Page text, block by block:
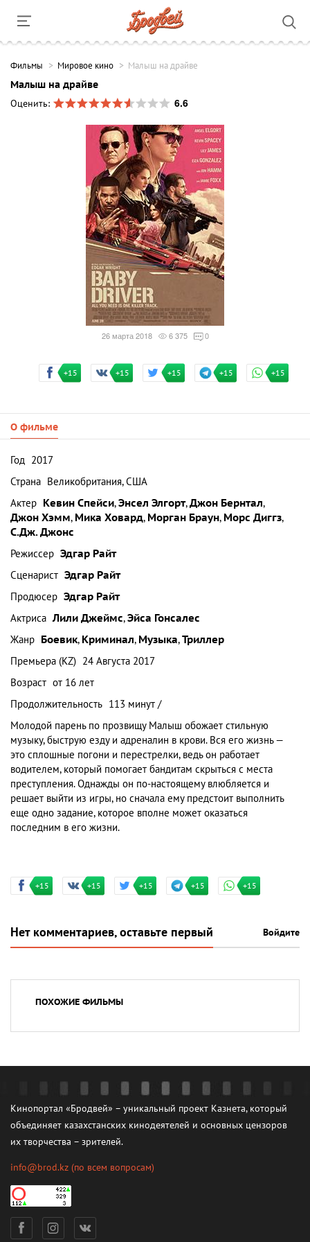
Фильмы Мировое кино Малыш на драйве
Малыш на драйве
Оценить:
6.6
26 марта 2018 6 375 0
+15 +15 +15 +15 +15
О фильме
Год 2017
Страна Великобритания, США
Актер Кевин Спейси,Энсел Элгорт,Джон Бернтал,
Джон Хэмм, Мика Ховард, Морган Браун, Морс Диггз,
С.Дж. Джонс
Режиссер Эдгар Райт
Сценарист Эдгар Райт
Продюсер Эдгар Райт
Актриса Лили Джеймс,Эйса Гонсалес
Жанр Боевик, Криминал, Музыка,Триллер
Премьера (KZ) 24 Августа 2017
Возраст от 16 лет
Продолжительность 113 минут /
Молодой парень по прозвищу Малыш обожает стильную
музыку, быструю езду и адреналин в крови. Вся его жизнь —
это сплошные погони и перестрелки, ведь он работает
водителем, который помогает бандитам скрыться с места
преступления. Однажды он по-настоящему влюбляется и
решает выйти из игры, но сначала ему предстоит выполнить
еще одно задание, которое вполне может оказаться
последним в его жизни.
+15 +15 +15 +15 +15
Нет комментариев, оставьте первый Войдите
ПОХОЖИЕ ФИЛЬМЫ
Кинопортал «Бродвей» – уникальный проект Казнета, который
объединяет казахстанских кинодеятелей и основных цензоров
их творчества – зрителей.
info@brod.kz (по всем вопросам)